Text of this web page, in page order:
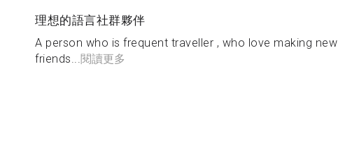
理想的語言社群夥伴
A person who is frequent traveller , who love making new
friends...閱讀更多